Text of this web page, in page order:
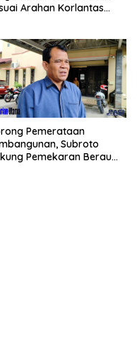
Arahan Korlantas
Pemerataan
Subroto
Pemekaran Berau